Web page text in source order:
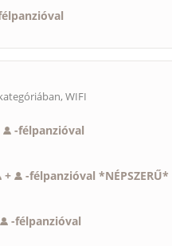
WIFI
-félpanzióval
+ -félpanzióval *NÉPSZERŰ*
-félpanzióval